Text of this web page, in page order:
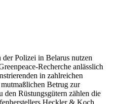
Polizei in Belarus nutzen
Recherche anlässlich
in zahlreichen
Betrug zur
den Rüstungsgütern zählen die
Heckler & Koch